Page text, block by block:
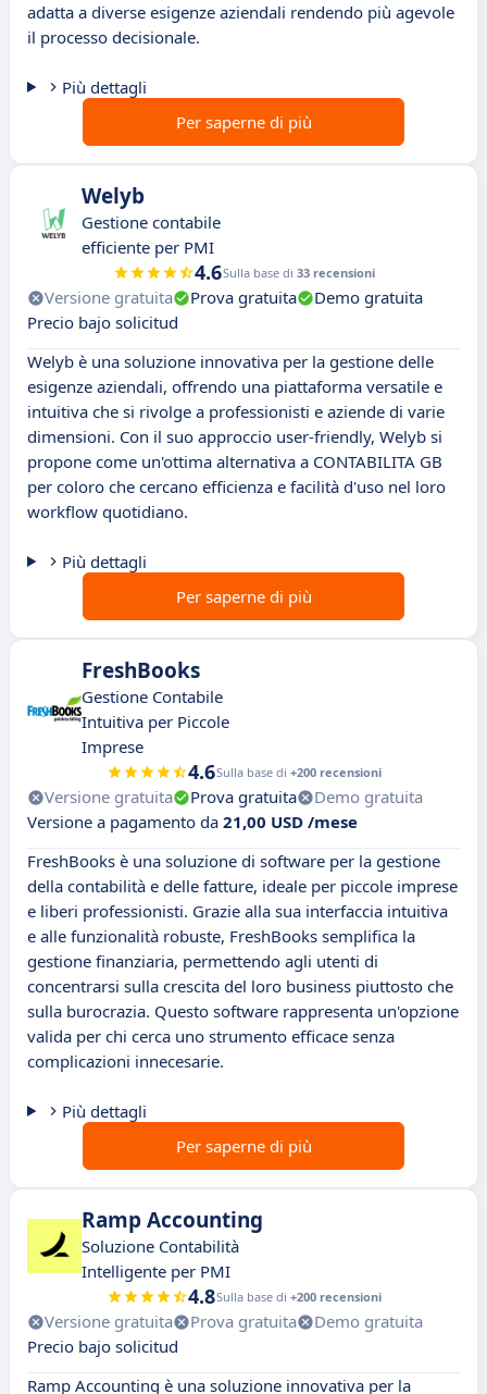
adatta a diverse esigenze aziendali rendendo più agevole
il processo decisionale.
Più dettagli
Per saperne di più
Welyb
Gestione contabile
efficiente per PMI
4.6Sulla base di 33 recensioni
Versione gratuita Prova gratuita
Demo gratuita
Precio bajo solicitud
Welyb è una soluzione innovativa per la gestione delle
esigenze aziendali, offrendo una piattaforma versatile e
intuitiva che si rivolge a professionisti e aziende di varie
dimensioni. Con il suo approccio user-friendly, Welyb si
propone come un'ottima alternativa a CONTABILITA GB
per coloro che cercano efficienza e facilità d'uso nel loro
workflow quotidiano.
Più dettagli
Per saperne di più
FreshBooks
Gestione Contabile
Intuitiva per Piccole
Imprese
4.6Sulla base di +200 recensioni
Versione gratuita Prova gratuita
Demo gratuita
Versione a pagamento da 21,00 USD /mese
FreshBooks è una soluzione di software per la gestione
della contabilità e delle fatture, ideale per piccole imprese
e liberi professionisti. Grazie alla sua interfaccia intuitiva
e alle funzionalità robuste, FreshBooks semplifica la
gestione finanziaria, permettendo agli utenti di
concentrarsi sulla crescita del loro business piuttosto che
sulla burocrazia. Questo software rappresenta un'opzione
valida per chi cerca uno strumento efficace senza
complicazioni innecesarie.
Più dettagli
Per saperne di più
Ramp Accounting
Soluzione Contabilità
Intelligente per PMI
4.8Sulla base di +200 recensioni
Versione gratuita Prova gratuita
Demo gratuita
Precio bajo solicitud
Ramp Accounting è una soluzione innovativa per la